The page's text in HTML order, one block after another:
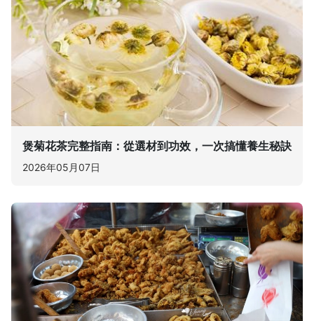
煲菊花茶完整指南：從選材到功效，一次搞懂養生秘訣
2026年05月07日